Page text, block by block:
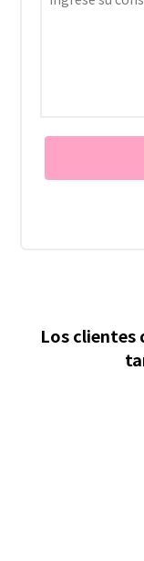
Los clientes